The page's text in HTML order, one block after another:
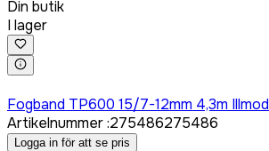
Din butik
I lager
Fogband TP600 15/7-12mm 4,3m Illmod
Artikelnummer:275486275486
Logga in för att se pris